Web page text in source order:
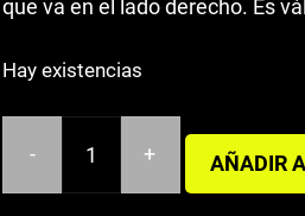
que va en el lado derecho. Es
Hay existencias
-
CONMUTADOR
ARRANQUE
+ AÑADIR